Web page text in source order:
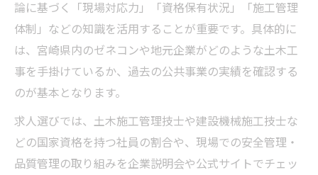
論に基づく「現場対応力」「資格保有状況」「施工管理
体制」などの知識を活用することが重要です。具体的に
は、宮崎県内のゼネコンや地元企業がどのような土木工
事を手掛けているか、過去の公共事業の実績を確認する
のが基本となります。
求人選びでは、土木施工管理技士や建設機械施工技士な
どの国家資格を持つ社員の割合や、現場での安全管理・
品質管理の取り組みを企業説明会や公式サイトでチェッ